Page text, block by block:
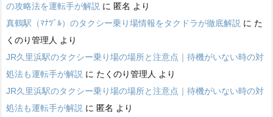
の攻略法を運転手が解説 に 匿名 より
真鶴駅（ﾏﾅﾂﾞﾙ）のタクシー乗り場情報をタクドラが徹底解説 に た
くのり管理人 より
JR久里浜駅のタクシー乗り場の場所と注意点｜待機がいない時の対
処法も運転手が解説 に たくのり管理人 より
JR久里浜駅のタクシー乗り場の場所と注意点｜待機がいない時の対
処法も運転手が解説 に 匿名 より